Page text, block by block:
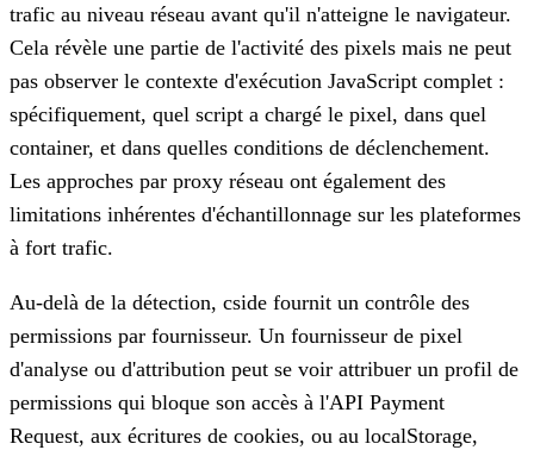
trafic au niveau réseau avant qu'il n'atteigne le navigateur.
Cela révèle une partie de l'activité des pixels mais ne peut
pas observer le contexte d'exécution JavaScript complet :
spécifiquement, quel script a chargé le pixel, dans quel
container, et dans quelles conditions de déclenchement.
Les approches par proxy réseau ont également des
limitations inhérentes d'échantillonnage sur les plateformes
à fort trafic.
Au-delà de la détection, cside fournit un contrôle des
permissions par fournisseur. Un fournisseur de pixel
d'analyse ou d'attribution peut se voir attribuer un profil de
permissions qui bloque son accès à l'API Payment
Request, aux écritures de cookies, ou au localStorage,